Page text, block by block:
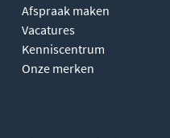
Afspraak maken
Vacatures
Kenniscentrum
Onze merken